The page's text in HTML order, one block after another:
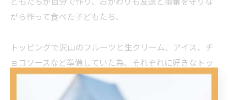
がら作って食べた子どもたち、
トッピングで沢山のフルーツと生クリーム、アイス、チ
ョコソースなど準備していた為、それぞれに好きなトッ
ピングをして食べ、大満足だったようでした💮💯😋